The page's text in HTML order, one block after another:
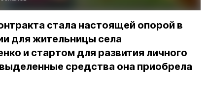
стала настоящей опорой в
для жительницы села
и стартом для развития личного
средства она приобрела